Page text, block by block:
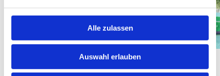
Alle zulassen
Auswahl erlauben